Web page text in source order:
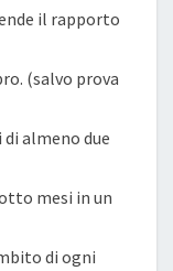
il rapporto
(salvo prova
almeno due
mesi in un
di ogni